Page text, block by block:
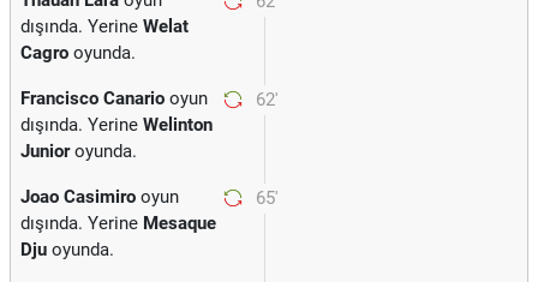
dışında. Yerine Welat
Cagro oyunda.
62'
Francisco Canario oyun
dışında. Yerine Welinton
Junioroyunda.
65'
Joao Casimiro oyun
dışında. Yerine Mesaque
Dju oyunda.